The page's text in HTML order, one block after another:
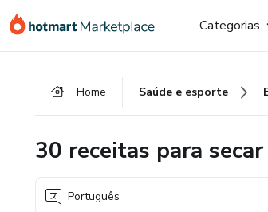
para
para
para
Categorias
Home Saúde e esporte
30 receitas para secar
Português